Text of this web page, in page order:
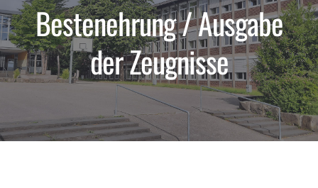
PROFIL
SCHULE
Bestenehrung / Ausgabe
der Zeugnisse